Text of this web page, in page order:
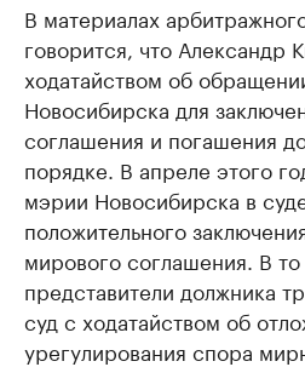
В материалах
говорится, что Александр
ходатайством об
Новосибирска для
соглашения и погашения
порядке. В апреле этого
мэрии Новосибирска в
положительного
мирового соглашения. В
представители должника
суд с ходатайством об
урегулирования спора